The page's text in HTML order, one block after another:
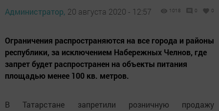
Администратор, 20 августа 2020 - 12:57 1018 0 0
Ограничения распространяются на все города и районы
республики, за исключением Набережных Челнов, где
запрет будет распространен на объекты питания
площадью менее 100 кв. метров.
В Татарстане запретили розничную продажу